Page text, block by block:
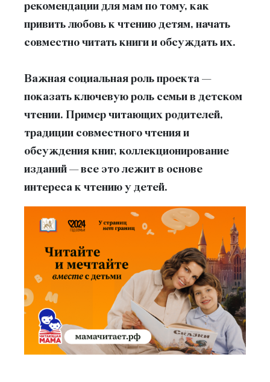
рекомендации для мам по тому, как
привить любовь к чтению детям, начать
совместно читать книги и обсуждать их.
Важная социальная роль проекта —
показать ключевую роль семьи в детском
чтении. Пример читающих родителей,
традиции совместного чтения и
обсуждения книг, коллекционирование
изданий — все это лежит в основе
интереса к чтению у детей.